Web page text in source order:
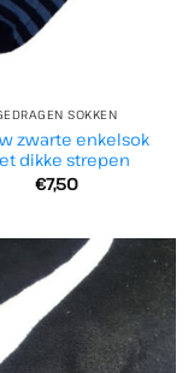
SOKKEN
zwarte enkelsok
dikke strepen
€7,50